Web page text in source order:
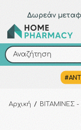
Δωρεάν
Αναζήτηση
Αρχική / ΒΙΤΑΜΙΝΕΣ